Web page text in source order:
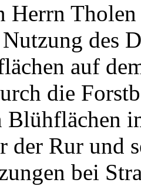
Herrn
des
auf
die
Blühflächen
der Rur und
bei